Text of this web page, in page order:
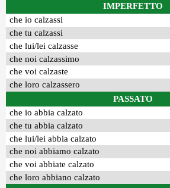
IMPERFETTO
che io calzassi
che tu calzassi
che lui/lei calzasse
che noi calzassimo
che voi calzaste
che loro calzassero
PASSATO
che io abbia calzato
che tu abbia calzato
che lui/lei abbia calzato
che noi abbiamo calzato
che voi abbiate calzato
che loro abbiano calzato